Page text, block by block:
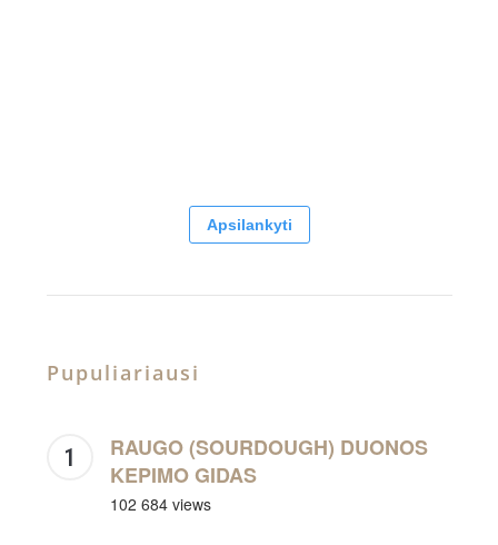
Apsilankyti
Pupuliariausi
RAUGO (SOURDOUGH) DUONOS
KEPIMO GIDAS
102 684 views